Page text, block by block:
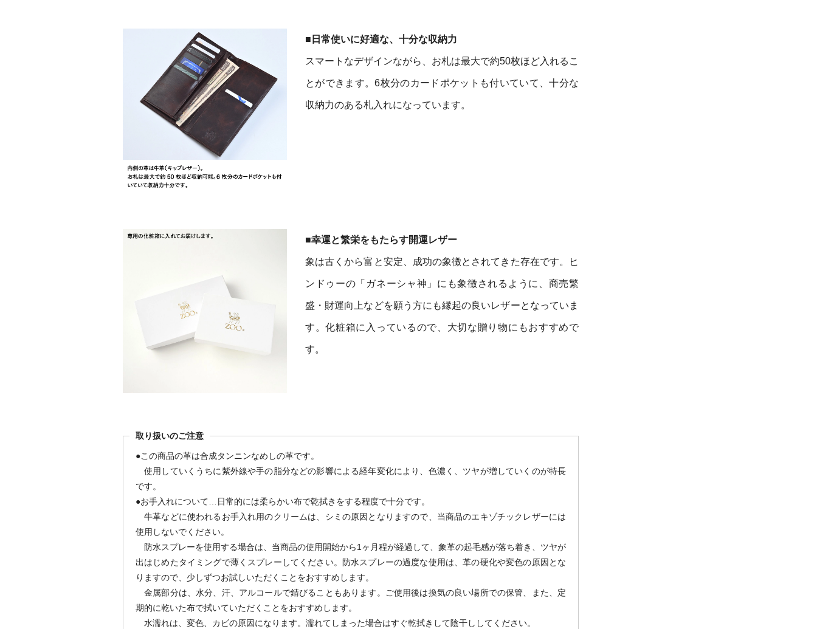
■日常使いに好適な、十分な収納力
スマートなデザインながら、お札は最大で約50枚ほど入れるこ
とができます。6枚分のカードポケットも付いていて、十分な
収納力のある札入れになっています。
■幸運と繁栄をもたらす開運レザー
象は古くから富と安定、成功の象徴とされてきた存在です。ヒ
ンドゥーの「ガネーシャ神」にも象徴されるように、商売繁
盛・財運向上などを願う方にも縁起の良いレザーとなっていま
す。化粧箱に入っているので、大切な贈り物にもおすすめで
す。
取り扱いのご注意
●この商品の革は合成タンニンなめしの革です。
使用していくうちに紫外線や手の脂分などの影響による経年変化により、色濃く、ツヤが増していくのが特長
です。
●お手入れについて…日常的には柔らかい布で乾拭きをする程度で十分です。
牛革などに使われるお手入れ用のクリームは、シミの原因となりますので、当商品のエキゾチックレザーには
使用しないでください。
防水スプレーを使用する場合は、当商品の使用開始から1ヶ月程が経過して、象革の起毛感が落ち着き、ツヤが
出はじめたタイミングで薄くスプレーしてください。防水スプレーの過度な使用は、革の硬化や変色の原因とな
りますので、少しずつお試しいただくことをおすすめします。
金属部分は、水分、汗、アルコールで錆びることもあります。ご使用後は換気の良い場所での保管、また、定
期的に乾いた布で拭いていただくことをおすすめします。
水濡れは、変色、カビの原因になります。濡れてしまった場合はすぐ乾拭きして陰干ししてください。